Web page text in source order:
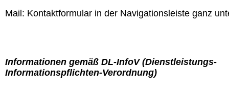
Mail: Kontaktformular in der Navigationsleiste ganz
Informationen gemäß DL-InfoV (Dienstleistungs-
Informationspflichten-Verordnung)